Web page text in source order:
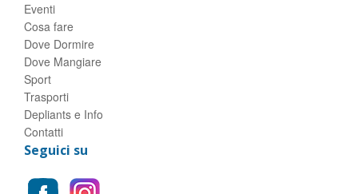
Eventi
Cosa fare
Dove Dormire
Dove Mangiare
Sport
Trasporti
Depliants e Info
Contatti
Seguici su